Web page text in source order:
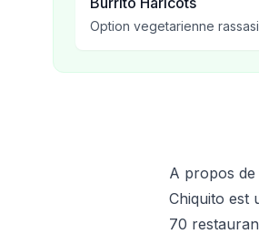
Option vegetarienne
A propos de
Chiquito est
70